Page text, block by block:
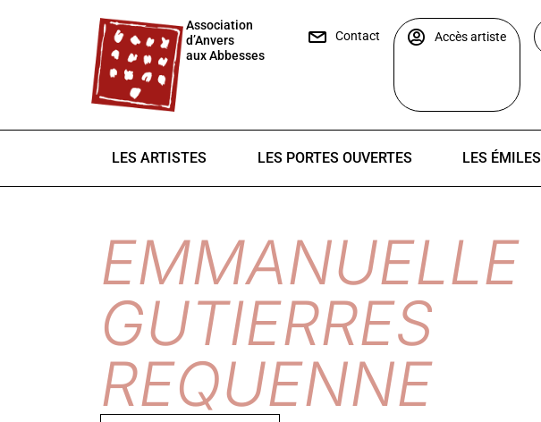
Association
d’Anvers
aux Abbesses
Contact Accès artiste
LES ARTISTES LES PORTES OUVERTES LES ÉMILES
EMMANUELLE
GUTIERRES
REQUENNE